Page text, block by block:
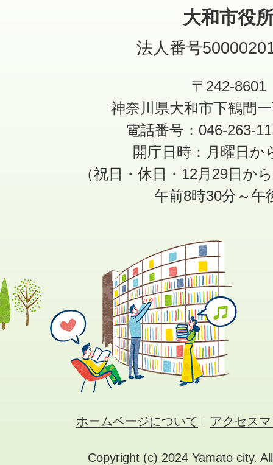
大和市役
法人番号
〒242-8601
神奈川県大和市下鶴間
電話番号：046-263-
開庁日時：月曜日か
（祝日・休日・12月29日か
午前8時30分～午
ホームページについて アクセス
Copyright (c) 2024 Yamato city.